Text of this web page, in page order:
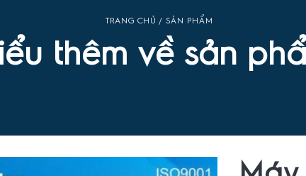
TRANG CHỦ / SẢN PHẨM
thêm về sản